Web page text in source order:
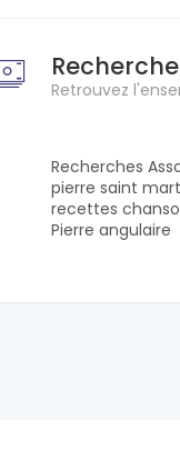
Retrouvez
Recherches
pierre saint
recettes
Pierre angulaire